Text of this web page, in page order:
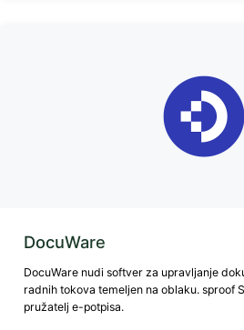
DocuWare
DocuWare nudi softver za upravljanje
radnih tokova temeljen na oblaku. sproof
pružatelj e-potpisa.